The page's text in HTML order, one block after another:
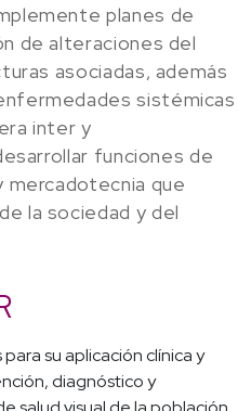
planes de
de alteraciones del
asociadas, además
sistémicas
inter y
funciones de
mercadotecnia que
la sociedad y del
su aplicación clínica y
diagnóstico y